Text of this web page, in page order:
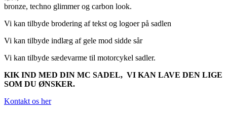
bronze, techno glimmer og carbon look.
Vi kan tilbyde brodering af tekst og logoer på sadlen
Vi kan tilbyde indlæg af gele mod sidde sår
Vi kan tilbyde sædevarme til motorcykel sadler.
KIK IND MED DIN MC SADEL, VI KAN LAVE DEN LIGE
SOM DU ØNSKER.
Kontakt os her